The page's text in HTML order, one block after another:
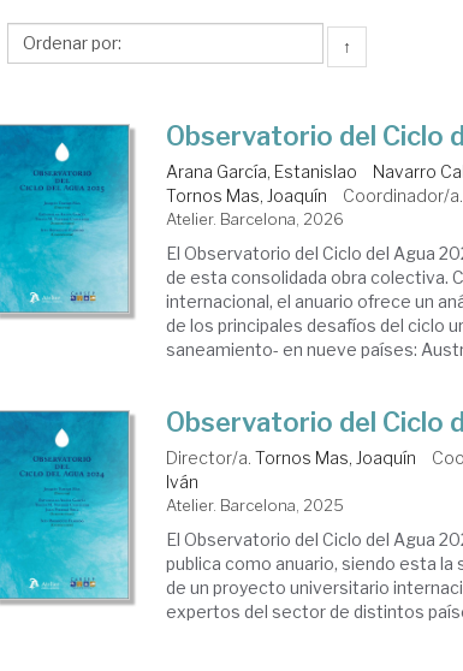
Joaquín
↑
Observatorio del Ciclo
Arana García, Estanislao Navarro
Tornos Mas, Joaquín
Coordinador/a.
Atelier. Barcelona, 2026
El Observatorio del Ciclo del Agua
de esta consolidada obra colectiva.
internacional, el anuario ofrece un
de los principales desafíos del ciclo
saneamiento- en nueve países:
Observatorio del Ciclo
Director/a.Tornos Mas, Joaquín
Iván
Atelier. Barcelona, 2025
El Observatorio del Ciclo del Agua
publica como anuario, siendo esta
de un proyecto universitario
expertos del sector de distintos